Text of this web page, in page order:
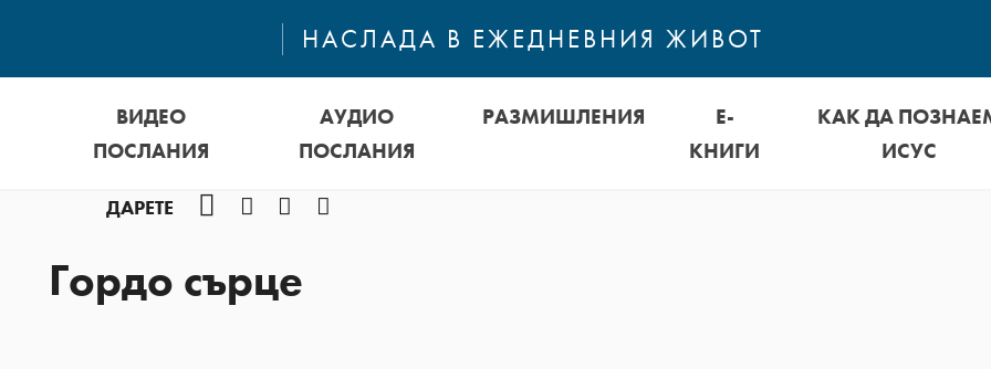
НАСЛАДА В ЕЖЕДНЕВНИЯ ЖИВОТ
ВИДЕО
ПОСЛАНИЯ
АУДИО
ПОСЛАНИЯ
РАЗМИШЛЕНИЯ
Е-
КНИГИ
КАК ДА
ИСУС
ДАРЕТЕ FacebookInstagram
YouTube
Гордо сърце